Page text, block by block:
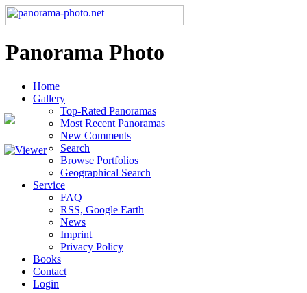
Panorama Photo
Home
Gallery
Top-Rated Panoramas
Most Recent Panoramas
New Comments
Search
Browse Portfolios
Geographical Search
Service
FAQ
RSS, Google Earth
News
Imprint
Privacy Policy
Books
Contact
Login